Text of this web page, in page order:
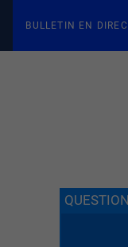
BULLETIN EN